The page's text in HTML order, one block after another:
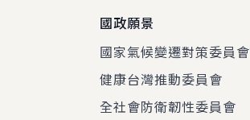
國政願景
國家氣候變遷對策委員會
健康台灣推動委員會
全社會防衛韌性委員會